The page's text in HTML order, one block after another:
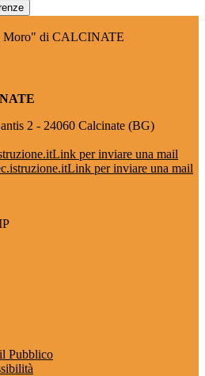
di CALCINATE
2 - 24060 Calcinate (BG)
Link per inviare una mail
Link per inviare una mail
Pubblico